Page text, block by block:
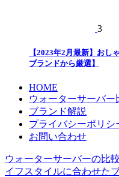
3
【2023年2月最新】おし
ブランドから厳選】
HOME
ウォーターサーバー
ブランド解説
プライバシーポリシ
お問い合わせ
ウォーターサーバーの比
イフスタイルに合わせた